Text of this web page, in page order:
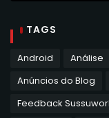
TAGS
Android Análise
Anúncios do Blog
Feedback